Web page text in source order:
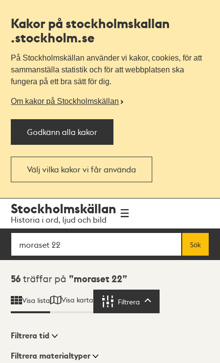
Kakor på stockholmskallan
.stockholm.se
På Stockholmskällan använder vi kakor, cookies, för att
sammanställa statistik och för att webbplatsen ska
fungera på ett bra sätt för dig.
Om kakor på Stockholmskällan
Godkänn alla kakor
Välj vilka kakor vi får använda
navigationen
huvudinnehållet
Stockholmskällan
Historia i ord, ljud och bild
Sök
Sök
Sökresultat
56 träffar på moraset 22
Visa lista Visa karta Filtrera
Visningsläge
Filtrera tid
Filtrera materialtyper